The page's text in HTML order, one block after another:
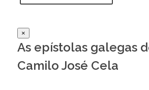
×
As epístolas galegas
Camilo José Cela